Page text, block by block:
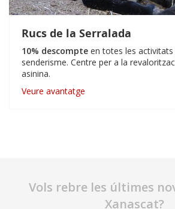
Rucs de la Serralada
10% descompte en totes les activitats
senderisme. Centre per a la
asinina.
Veure avantatge
Vols rebre les últimes
Xanascat?